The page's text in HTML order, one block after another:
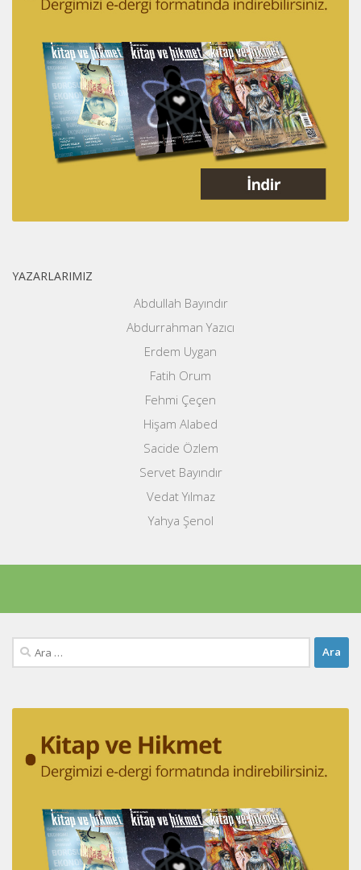
YAZARLARIMIZ
Abdullah Bayındır
Abdurrahman Yazıcı
Erdem Uygan
Fatih Orum
Fehmi Çeçen
Hişam Alabed
Sacide Özlem
Servet Bayındır
Vedat Yılmaz
Yahya Şenol
Arama: